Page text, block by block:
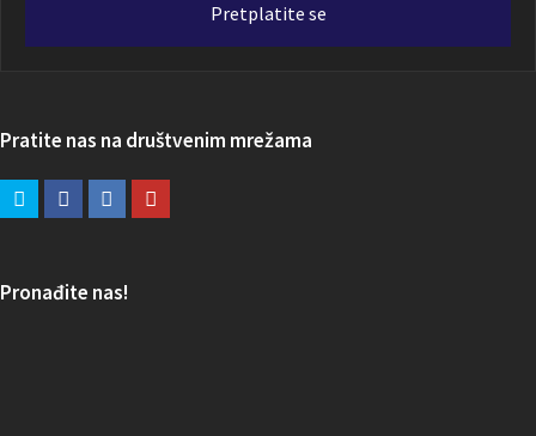
Pretplatite se
Pratite nas na društvenim mrežama
Pronađite nas!